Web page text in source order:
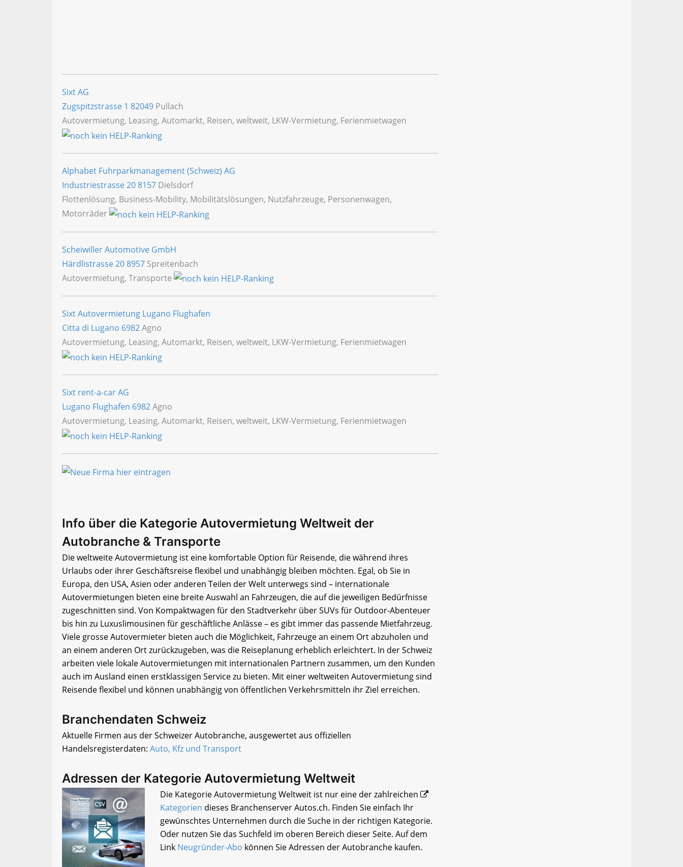
Sixt AG
Zugspitzstrasse 1 82049 Pullach
Autovermietung, Leasing, Automarkt, Reisen, weltweit, LKW-Vermietung, Ferienmietwagen
Alphabet Fuhrparkmanagement (Schweiz) AG
Industriestrasse 208157 Dielsdorf
Flottenlösung, Business-Mobility, Mobilitätslösungen, Nutzfahrzeuge, Personenwagen,
Motorräder
Scheiwiller Automotive GmbH
Härdlistrasse 208957 Spreitenbach
Autovermietung, Transporte
Sixt Autovermietung Lugano Flughafen
Citta di Lugano 6982Agno
Autovermietung, Leasing, Automarkt, Reisen, weltweit, LKW-Vermietung, Ferienmietwagen
Sixt rent-a-car AG
Lugano Flughafen 6982Agno
Autovermietung, Leasing, Automarkt, Reisen, weltweit, LKW-Vermietung, Ferienmietwagen
Info über die Kategorie Autovermietung Weltweit der
Autobranche & Transporte
Die weltweite Autovermietung ist eine komfortable Option für Reisende, die während ihres
Urlaubs oder ihrer Geschäftsreise flexibel und unabhängig bleiben möchten. Egal, ob Sie in
Europa, den USA, Asien oder anderen Teilen der Welt unterwegs sind – internationale
Autovermietungen bieten eine breite Auswahl an Fahrzeugen, die auf die jeweiligen Bedürfnisse
zugeschnitten sind. Von Kompaktwagen für den Stadtverkehr über SUVs für Outdoor-Abenteuer
bis hin zu Luxuslimousinen für geschäftliche Anlässe – es gibt immer das passende Mietfahrzeug.
Viele grosse Autovermieter bieten auch die Möglichkeit, Fahrzeuge an einem Ort abzuholen und
an einem anderen Ort zurückzugeben, was die Reiseplanung erheblich erleichtert. In der Schweiz
arbeiten viele lokale Autovermietungen mit internationalen Partnern zusammen, um den Kunden
auch im Ausland einen erstklassigen Service zu bieten. Mit einer weltweiten Autovermietung sind
Reisende flexibel und können unabhängig von öffentlichen Verkehrsmitteln ihr Ziel erreichen.
Branchendaten Schweiz
Aktuelle Firmen aus der Schweizer Autobranche, ausgewertet aus offiziellen
Handelsregisterdaten: Auto, Kfz und Transport
Adressen der Kategorie Autovermietung Weltweit
Die Kategorie Autovermietung Weltweit ist nur eine der zahlreichen
Kategorien dieses Branchenserver Autos.ch. Finden Sie einfach Ihr
gewünschtes Unternehmen durch die Suche in der richtigen Kategorie.
Oder nutzen Sie das Suchfeld im oberen Bereich dieser Seite. Auf dem
Link Neugründer-Abo können Sie Adressen der Autobranche kaufen.